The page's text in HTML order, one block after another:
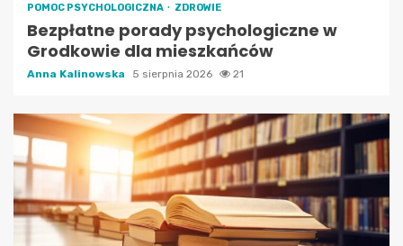
POMOC PSYCHOLOGICZNA ZDROWIE
Bezpłatne porady psychologiczne w
Grodkowie dla mieszkańców
Anna Kalinowska 5 sierpnia 2026 21